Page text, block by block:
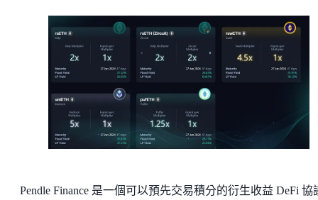
Pendle Finance 是一個可以預先交易積分的衍生收益 DeFi 協